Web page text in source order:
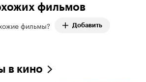
фильмов
фильмы? Добавить
в кино